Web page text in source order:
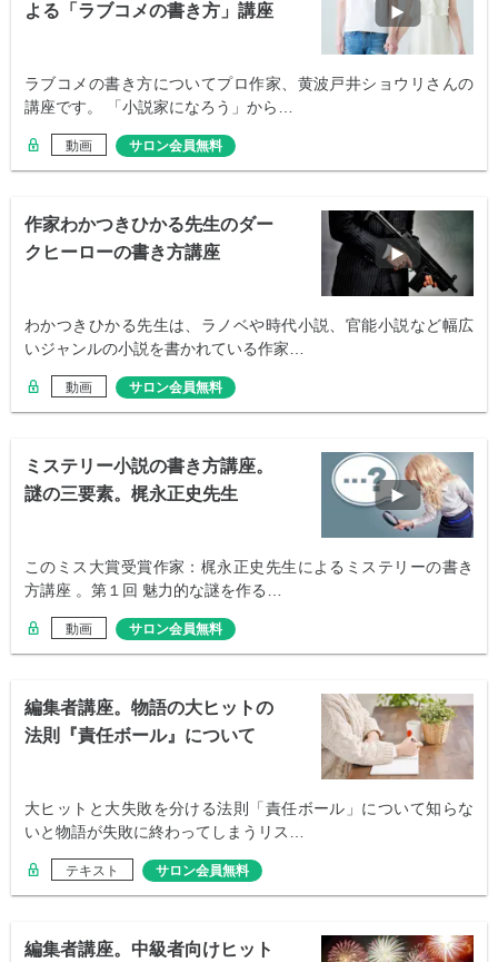
よる「ラブコメの書き方」講座
ラブコメの書き方についてプロ作家、黄波戸井ショウリさんの
講座です。 「小説家になろう」から…
動画 サロン会員無料
作家わかつきひかる先生のダー
クヒーローの書き方講座
わかつきひかる先生は、ラノベや時代小説、官能小説など幅広
いジャンルの小説を書かれている作家…
動画 サロン会員無料
ミステリー小説の書き方講座。
謎の三要素。梶永正史先生
このミス大賞受賞作家：梶永正史先生によるミステリーの書き
方講座 。第１回 魅力的な謎を作る…
動画 サロン会員無料
編集者講座。物語の大ヒットの
法則『責任ボール』について
大ヒットと大失敗を分ける法則「責任ボール」について知らな
いと物語が失敗に終わってしまうリス…
テキスト サロン会員無料
編集者講座。中級者向けヒット